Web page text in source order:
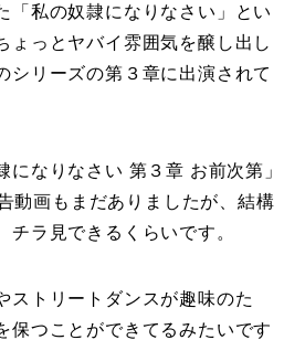
「私の奴隷になりなさい」とい
ょっとヤバイ雰囲気を醸し出し
シリーズの第３章に出演されて
になりなさい 第３章 お前次第」
動画もまだありましたが、結構
チラ見できるくらいです。
ストリートダンスが趣味のた
保つことができてるみたいです